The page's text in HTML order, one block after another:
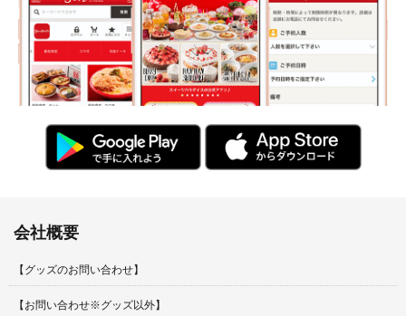
会社概要
【グッズのお問い合わせ】
【お問い合わせ※グッズ以外】